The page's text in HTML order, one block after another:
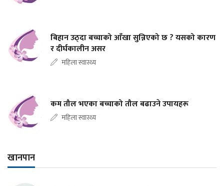
बिहान उठ्दा बच्चाको आँखा सुन्निएको छ ? यसको कारण
र दीर्घकालीन असर
महिला स्वास्थ्य
कम तौल भएका बच्चाको तौल बढाउने उपायहरू
महिला स्वास्थ्य
खानपान